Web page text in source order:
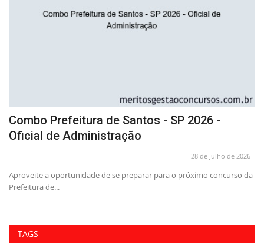
Combo Prefeitura de Santos - SP 2026 -
Oficial de Administração
28 de Julho de 2026
Aproveite a oportunidade de se preparar para o próximo concurso da
Prefeitura de...
TAGS